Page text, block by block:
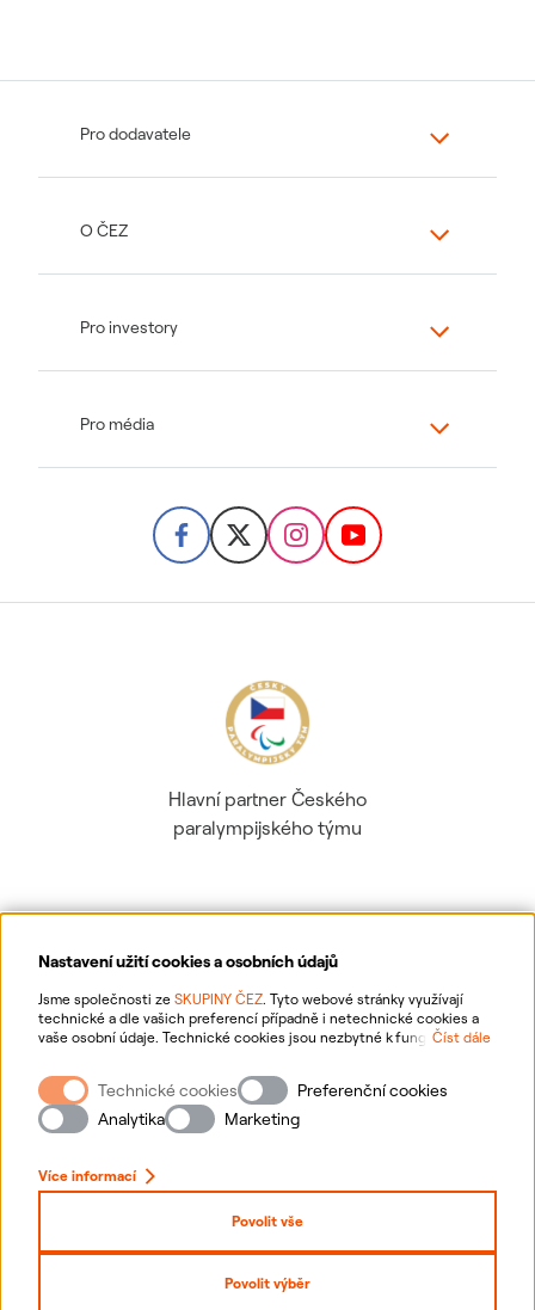
Nastavení užití cookies a osobních údajů
Jsme společnosti ze SKUPINY ČEZ. Tyto webové stránky využívají
technické a dle vašich preferencí případně i netechnické cookies a
vaše osobní údaje. Technické cookies jsou nezbytné k fungování
webové stránky vašim preferencím, k personalizaci reklam a analytice.
Pro sběr a zpracování netechnických cookies a vašich osobních údajů
nám můžete udělit souhlas. Bližší informace o vašich právech,
zpracování osobních údajů, včetně možnosti odvolání udělených
Číst dále
Technické cookies
Preferenční cookies
Analytika
Marketing
Více informací
Povolit vše
Povolit výběr
Pro dodavatele
O ČEZ
Pro investory
Pro média
Hlavní partner Českého
paralympijského týmu
Ochrana osobních údajů
Informace o webu
Nastavení cookies
Přihlásit se
Prohlášení o přístupnosti